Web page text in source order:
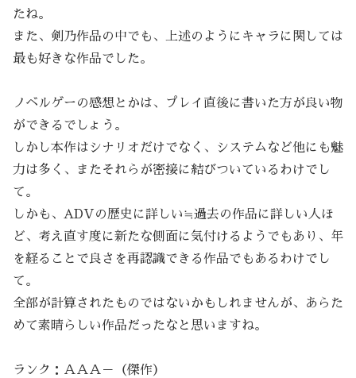
たね。
また、剣乃作品の中でも、上述のようにキャラに関しては
最も好きな作品でした。
ノベルゲーの感想とかは、プレイ直後に書いた方が良い物
ができるでしょう。
しかし本作はシナリオだけでなく、システムなど他にも魅
力は多く、またそれらが密接に結びついているわけでし
て。
しかも、ADVの歴史に詳しい≒過去の作品に詳しい人ほ
ど、考え直す度に新たな側面に気付けるようでもあり、年
を経ることで良さを再認識できる作品でもあるわけでし
て。
全部が計算されたものではないかもしれませんが、あらた
めて素晴らしい作品だったなと思いますね。
ランク：ＡＡＡ－（傑作）